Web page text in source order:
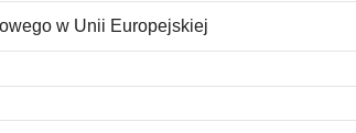
w Unii Europejskiej